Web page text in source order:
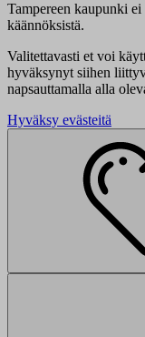
Tampereen kaupunki
käännöksistä.
Valitettavasti et voi
hyväksynyt siihen
napsauttamalla alla
Hyväksy evästeitä